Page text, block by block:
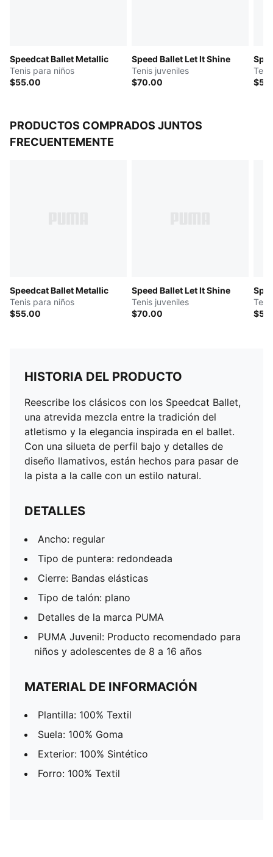
Speedcat Ballet Metallic
Tenis para niños
$55.00
Speed Ballet Let It Shine
Tenis juveniles
$70.00
PRODUCTOS COMPRADOS JUNTOS
FRECUENTEMENTE
Speedcat Ballet Metallic
Tenis para niños
$55.00
Speed Ballet Let It Shine
Tenis juveniles
$70.00
HISTORIA DEL PRODUCTO
Reescribe los clásicos con los Speedcat Ballet,
una atrevida mezcla entre la tradición del
atletismo y la elegancia inspirada en el ballet.
Con una silueta de perfil bajo y detalles de
diseño llamativos, están hechos para pasar de
la pista a la calle con un estilo natural.
DETALLES
Ancho: regular
Tipo de puntera: redondeada
Cierre: Bandas elásticas
Tipo de talón: plano
Detalles de la marca PUMA
PUMA Juvenil: Producto recomendado para
niños y adolescentes de 8 a 16 años
MATERIAL DE INFORMACIÓN
Plantilla: 100% Textil
Suela: 100% Goma
Exterior: 100% Sintético
Forro: 100% Textil